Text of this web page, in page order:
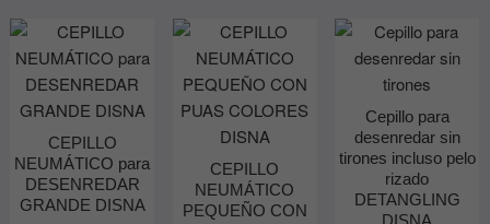
CEPILLO
NEUMÁTICO para
DESENREDAR
GRANDE DISNA
CEPILLO
NEUMÁTICO
PEQUEÑO CON
Cepillo para
desenredar sin
tirones incluso pelo
rizado
DETANGLING
DISNA